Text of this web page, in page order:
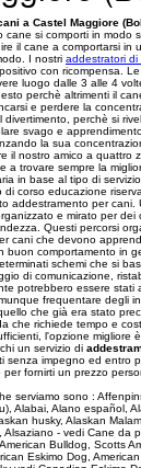
a Castel Maggiore
cane si comporti in modo
il cane a comportarsi in
I nostri addestratori di
con ricompensa.
luogo dalle 3 alle 4
perchè altrimenti il
e perdere la
divertimento, perchè si
svago e
la sua
il nostro amico a quattro
a trovare sempre la
in base al tipo di
di corso educazione
addestramento per cani.
e mirato per dei
Questi percorsi
cani che devono
buon comportamento in
schemi che si
di comunicazione,
potrebbero essere stati
frequentare degli
che già era stato
che richiede tempo e
l'opzione migliore
un servizio di
senza impegno ed entro
fornirti un prezzo
serviamo sono :
Alabai, Alano español,
husky, Alaskan
- vedi Cane da
Bulldog, Scotts
Eskimo Dog,